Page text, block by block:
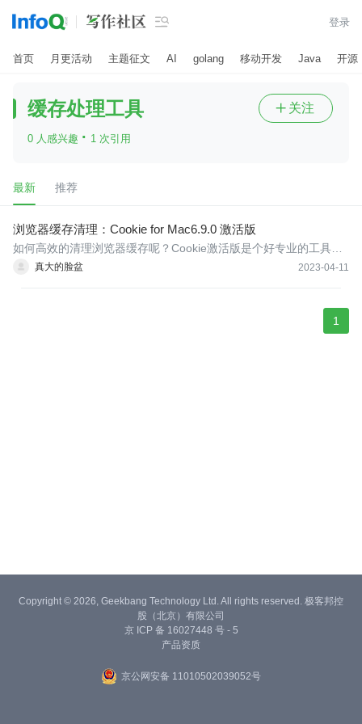
 登录
首页 月更活动 主题征文 AI golang 移动开发 Java 开源
缓存处理工具
0 人感兴趣 · 1 次引用
 关注
最新 推荐
浏览器缓存清理：Cookie for Mac6.9.0 激活版
真大的脸盆 2023-04-11
如何高效的清理浏览器缓存呢？Cookie激活版是个好专业的工具，
有很多变化，很难跟踪它，但这里有一些最显着的变化和改进。Co
1
Copyright © 2026, Geekbang Technology Ltd. All rights reserved. 极客邦控
股（北京）有限公司
京 ICP 备 16027448 号 - 5
产品资质
京公网安备 11010502039052号